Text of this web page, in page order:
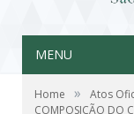
MENU
Home » Atos
COMPOSIÇÃO DO